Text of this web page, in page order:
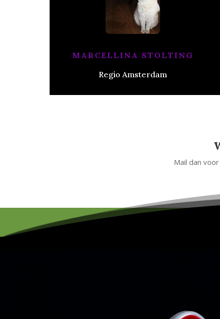
MARCELLINA STOLTING
Regio Amsterdam
Mail dan